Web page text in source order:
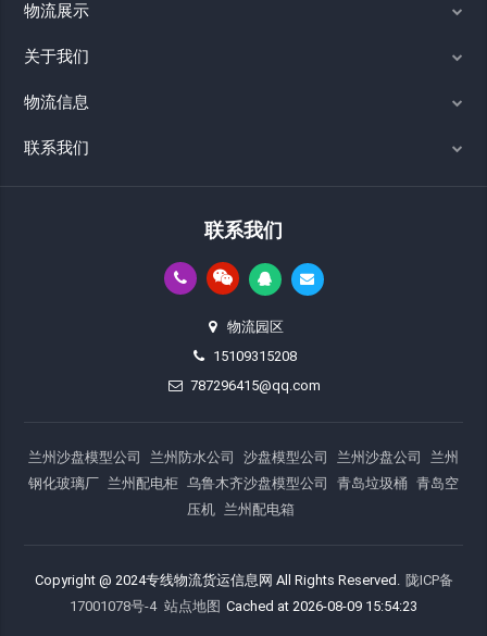
物流展示
关于我们
物流信息
联系我们
联系我们
物流园区
15109315208
787296415@qq.com
兰州沙盘模型公司 兰州防水公司 沙盘模型公司 兰州沙盘公司
兰州
钢化玻璃厂 兰州配电柜 乌鲁木齐沙盘模型公司 青岛垃圾桶 青岛空
压机 兰州配电箱
Copyright @ 2024专线物流货运信息网 All Rights Reserved. 陇ICP备
17001078号-4 站点地图 Cached at 2026-08-09 15:54:23